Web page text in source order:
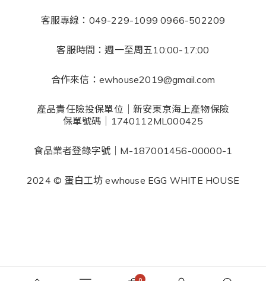
客服專線：049-229-1099 0966-502209
客服時間：週一至周五10:00-17:00
合作來信：ewhouse2019@gmail.com
產品責任險投保單位｜新安東京海上產物保險
保單號碼｜1740112ML000425
食品業者登錄字號｜M-187001456-00000-1
2024 © 蛋白工坊 ewhouse EGG WHITE HOUSE